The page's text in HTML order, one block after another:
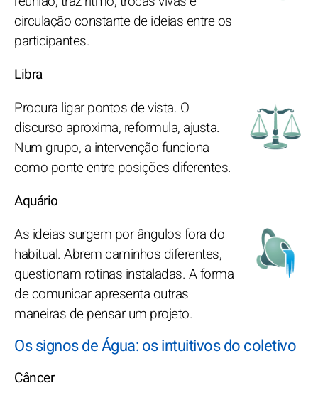
circulação constante de ideias entre os
participantes.
Libra
Procura ligar pontos de vista. O
discurso aproxima, reformula, ajusta.
Num grupo, a intervenção funciona
como ponte entre posições diferentes.
Aquário
As ideias surgem por ângulos fora do
habitual. Abrem caminhos diferentes,
questionam rotinas instaladas. A forma
de comunicar apresenta outras
maneiras de pensar um projeto.
Os signos de Água: os intuitivos do coletivo
Câncer